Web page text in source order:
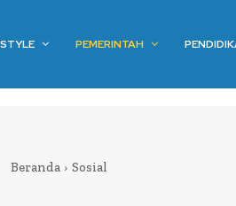
PEMERINTAH
Beranda Sosial